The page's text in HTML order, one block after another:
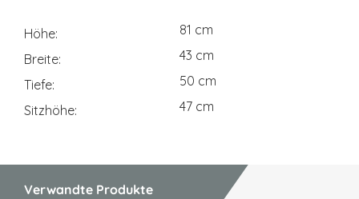
Höhe
81 cm
Breite
43 cm
Tiefe
50 cm
Sitzhöhe
47 cm
Verwandte Produkte